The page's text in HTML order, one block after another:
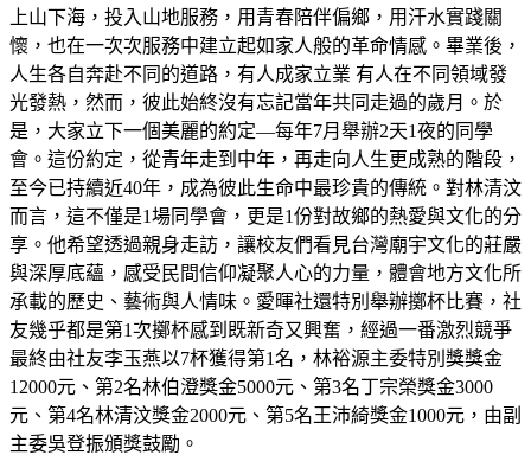
上山下海，投入山地服務，用青春陪伴偏鄉，用汗水實踐關
懷，也在一次次服務中建立起如家人般的革命情感。畢業後，
人生各自奔赴不同的道路，有人成家立業 有人在不同領域發
光發熱，然而，彼此始終沒有忘記當年共同走過的歲月。於
是，大家立下一個美麗的約定—每年7月舉辦2天1夜的同學
會。這份約定，從青年走到中年，再走向人生更成熟的階段，
至今已持續近40年，成為彼此生命中最珍貴的傳統。對林清汶
而言，這不僅是1場同學會，更是1份對故鄉的熱愛與文化的分
享。他希望透過親身走訪，讓校友們看見台灣廟宇文化的莊嚴
與深厚底蘊，感受民間信仰凝聚人心的力量，體會地方文化所
承載的歷史、藝術與人情味。愛暉社還特別舉辦擲杯比賽，社
友幾乎都是第1次擲杯感到既新奇又興奮，經過一番激烈競爭
最終由社友李玉燕以7杯獲得第1名，林裕源主委特別獎獎金
12000元、第2名林伯澄獎金5000元、第3名丁宗榮獎金3000
元、第4名林清汶獎金2000元、第5名王沛綺獎金1000元，由副
主委吳登振頒獎鼓勵。